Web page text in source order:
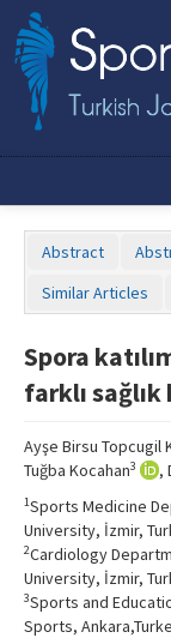
Online First
Aims and Scope
Editorial Board
Instructions to
Copyright
Contact Us
Abstract
Similar Articles
Spora
farklı
Ayşe Birsu Topcugil
Tuğba Kocahan3 ,
1Sports Medicine
University, İzmir,
2Cardiology
University, İzmir,
3Sports and
Sports,